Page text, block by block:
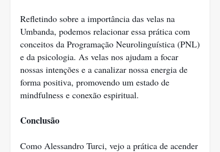
Refletindo sobre a importância das velas na
Umbanda, podemos relacionar essa prática com
conceitos da Programação Neurolinguística (PNL)
e da psicologia. As velas nos ajudam a focar
nossas intenções e a canalizar nossa energia de
forma positiva, promovendo um estado de
mindfulness e conexão espiritual.
Conclusão
Como Alessandro Turci, vejo a prática de acender